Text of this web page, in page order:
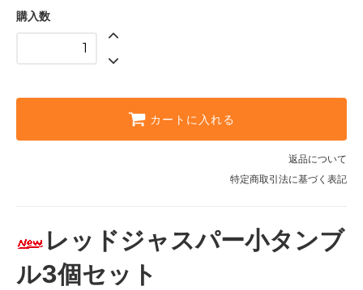
購入数
カートに入れる
返品について
特定商取引法に基づく表記
レッドジャスパー小タンブ
ル3個セット